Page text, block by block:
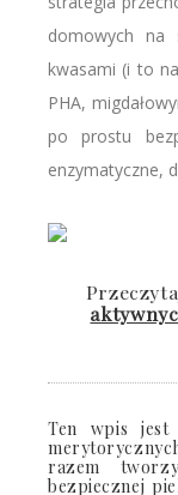
domowych na
kwasami (i to
PHA,
po prostu
enzymatyczne,
Ten wpis jest
razem
bezpiecznej